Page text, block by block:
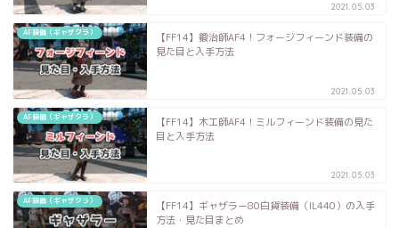
2021.05.03
AF装備（ギャザクラ）
【FF14】鍛治師AF4！フォージフィーンド装備の
見た目と入手方法
2021.05.03
AF装備（ギャザクラ）
【FF14】木工師AF4！ミルフィーンド装備の見た
目と入手方法
2021.05.03
AF装備（ギャザクラ）
【FF14】ギャザラー80白貨装備（IL440）の入手
方法・見た目まとめ